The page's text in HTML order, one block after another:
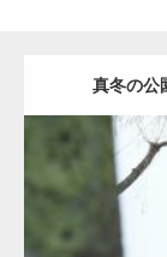
真冬の公